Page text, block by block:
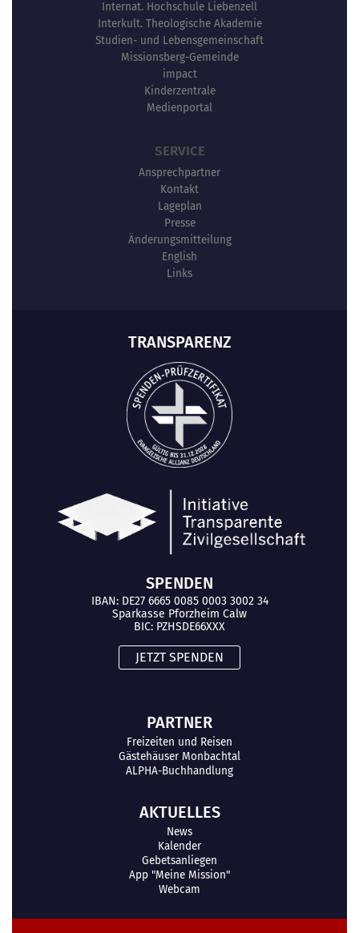
Internat. Hochschule Liebenzell
Interkult. Theologische Akademie
Studien- und Lebensgemeinschaft
Missionsberg-Gemeinde
impact
Kinderzentrale
Medienportal
SERVICE
Ansprechpartner
Kontakt
Lageplan
Presse
Änderungsmitteilung
English
Links
TRANSPARENZ
SPENDEN
IBAN: DE27 6665 0085 0003 3002 34
Sparkasse Pforzheim Calw
BIC: PZHSDE66XXX
JETZT SPENDEN
PARTNER
Freizeiten und Reisen
Gästehäuser Monbachtal
ALPHA-Buchhandlung
AKTUELLES
News
Kalender
Gebetsanliegen
App "Meine Mission"
Webcam